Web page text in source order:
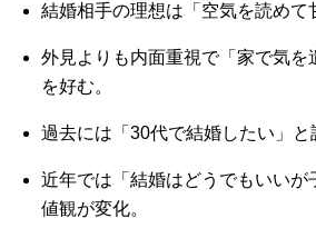
結婚相手の理想は「空気を読めて
外見よりも内面重視で「家で気を
を好む。
過去には「30代で結婚したい」と
近年では「結婚はどうでもいいが
値観が変化。